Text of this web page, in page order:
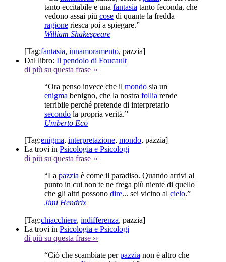
tanto eccitabile e una fantasia tanto feconda, che
vedono assai più cose di quante la fredda
ragione riesca poi a spiegare.”
William Shakespeare
[Tag:fantasia, innamoramento, pazzia]
Dal libro: Il pendolo di Foucault
di più su questa frase ››
“Ora penso invece che il mondo sia un
enigma benigno, che la nostra follia rende
terribile perché pretende di interpretarlo
secondo la propria verità.”
Umberto Eco
[Tag:enigma, interpretazione, mondo, pazzia]
La trovi in Psicologia e Psicologi
di più su questa frase ››
“La pazzia è come il paradiso. Quando arrivi al
punto in cui non te ne frega più niente di quello
che gli altri possono dire... sei vicino al cielo.”
Jimi Hendrix
[Tag:chiacchiere, indifferenza, pazzia]
La trovi in Psicologia e Psicologi
di più su questa frase ››
“Ciò che scambiate perpazzia non è altro che